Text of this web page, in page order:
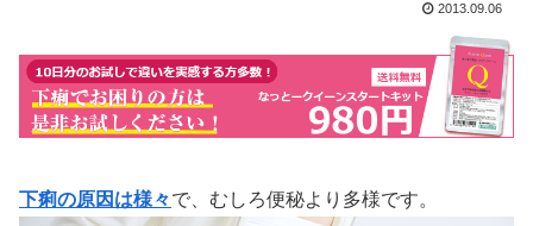
2013.09.06
下痢の原因は様々で、むしろ便秘より多様です。